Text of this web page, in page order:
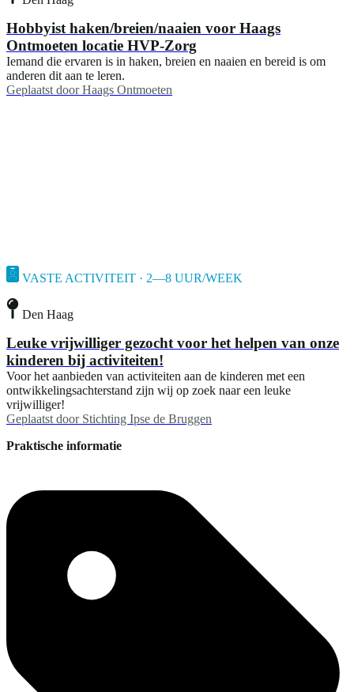
Hobbyist haken/breien/naaien voor Haags
Ontmoeten locatie HVP-Zorg
Iemand die ervaren is in haken, breien en naaien en bereid is om
anderen dit aan te leren.
Geplaatst door Haags Ontmoeten
VASTE ACTIVITEIT · 2—8 UUR/WEEK
Den Haag
Leuke vrijwilliger gezocht voor het helpen van onze
kinderen bij activiteiten!
Voor het aanbieden van activiteiten aan de kinderen met een
ontwikkelingsachterstand zijn wij op zoek naar een leuke
vrijwilliger!
Geplaatst door Stichting Ipse de Bruggen
Praktische informatie